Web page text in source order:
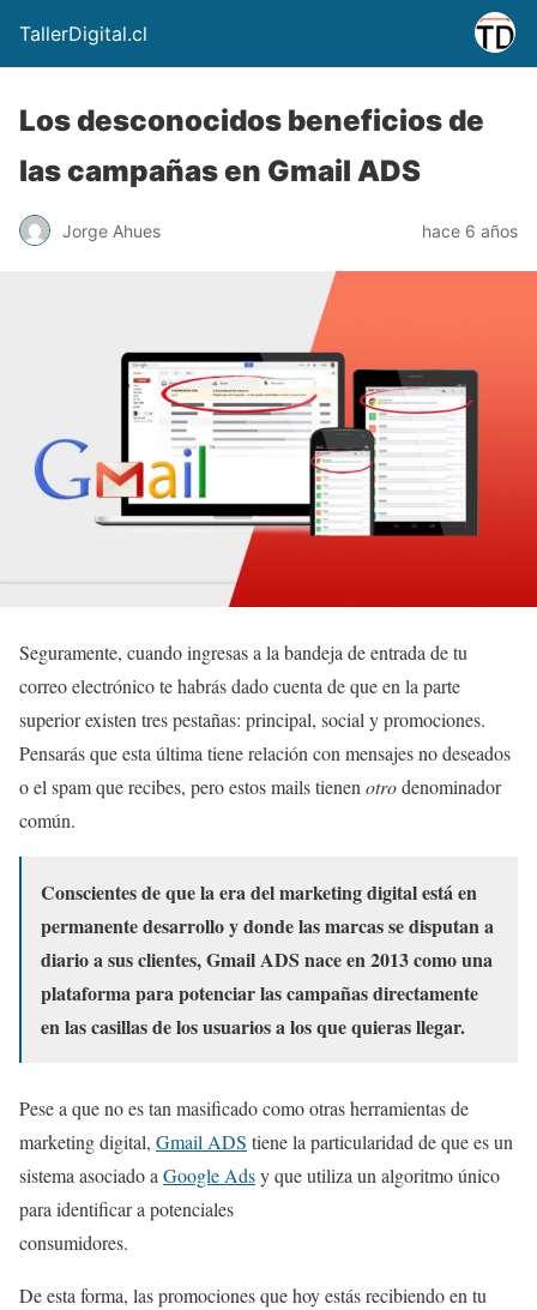
TallerDigital.cl
Los desconocidos beneficios de
las campañas en Gmail ADS
Jorge Ahues hace 6 años
Seguramente, cuando ingresas a la bandeja de entrada de tu
correo electrónico te habrás dado cuenta de que en la parte
superior existen tres pestañas: principal, social y promociones.
Pensarás que esta última tiene relación con mensajes no deseados
o el spam que recibes, pero estos mails tienen otrodenominador
común.
Conscientes de que la era del marketing digital está en
permanente desarrollo y donde las marcas se disputan a
diario a sus clientes, Gmail ADS nace en 2013 como una
plataforma para potenciar las campañas directamente
en las casillas de los usuarios a los que quieras llegar.
Pese a que no es tan masificado como otras herramientas de
marketing digital, Gmail ADS tiene la particularidad de que es un
sistema asociado a Google Adsy que utiliza un algoritmo único
para identificar a potenciales
consumidores.
De esta forma, las promociones que hoy estás recibiendo en tu